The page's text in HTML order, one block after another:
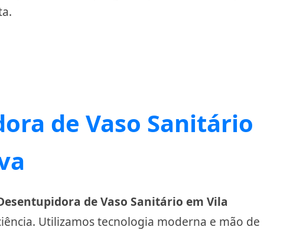
de Vaso Sanitário
de Vaso Sanitário em Vila
Utilizamos tecnologia moderna e mão de